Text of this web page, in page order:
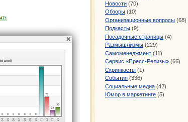
Новости (70)
Обзоры (10)
Организационные вопросы (68)
Подкасты (9)
Посадочные страницы (4)
Размышлизмы (229)
Самоменеджмент (11)
Сервис «Пресс-Релизы» (66)
Скринкасты (1)
События (336)
Социальные медиа (42)
Юмор в маркетинге (5)